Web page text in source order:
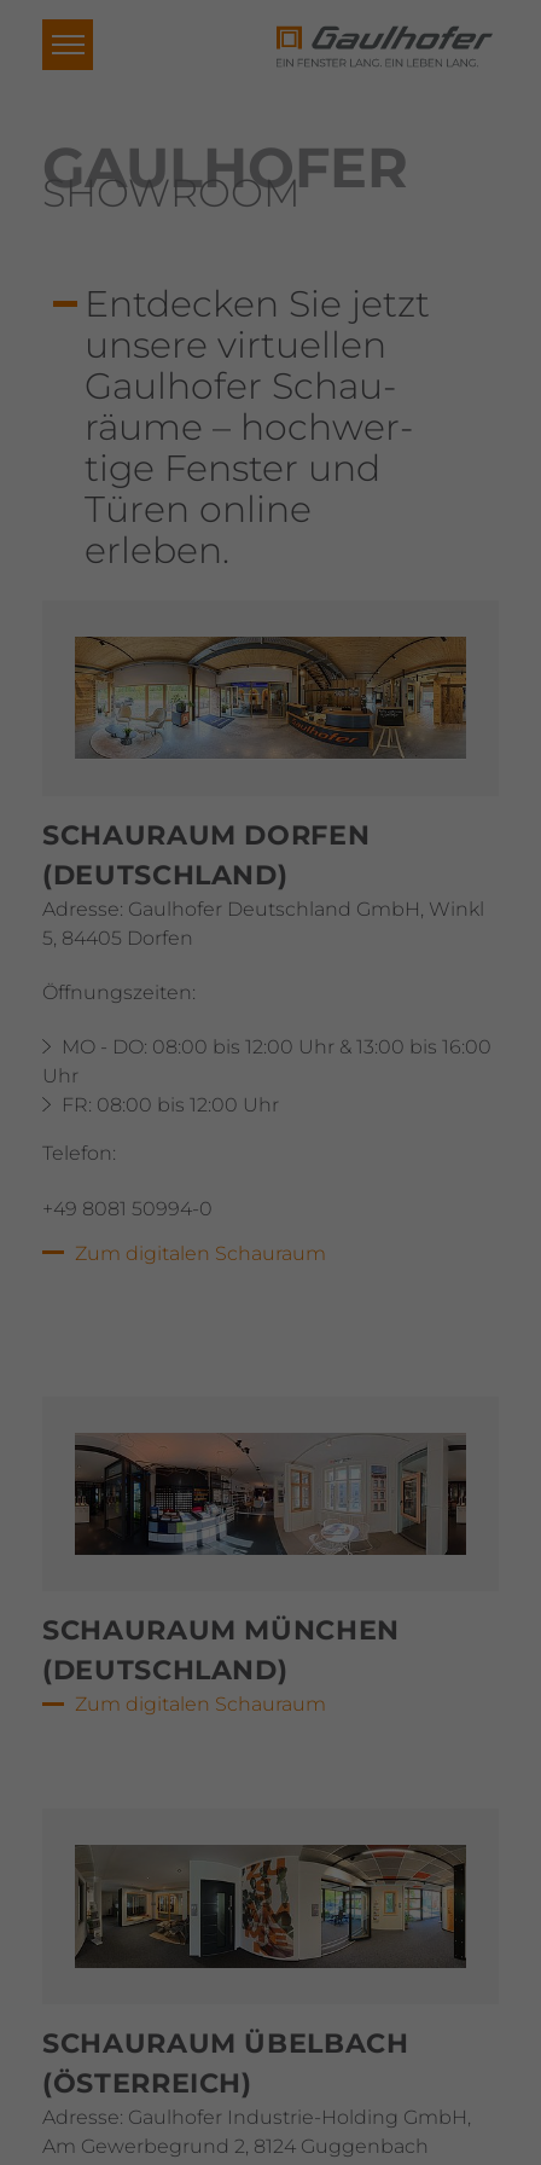
GAUL­HOFER
SHOW­ROOM
Entde­cken Sie jetzt
unsere virtu­ellen
Gaul­hofer Schau­
räume – hoch­wer­
tige Fenster und
Türen online
erleben.
SCHAU­RAUM DORFEN
(DEUTSCH­LAND)
Adresse: Gaul­hofer Deutsch­land GmbH, Winkl
5, 84405 Dorfen
Öffnungs­zeiten:
MO - DO: 08:00 bis 12:00 Uhr & 13:00 bis 16:00
Uhr
FR: 08:00 bis 12:00 Uhr
Telefon:
+49 8081 50994-0
Zum digi­talen Schau­raum
SCHAU­RAUM MÜNCHEN
(DEUTSCH­LAND)
Zum digi­talen Schau­raum
SCHAU­RAUM ÜBELBACH
(ÖSTER­REICH)
Adresse: Gaul­hofer Indus­trie-Holding GmbH,
Am Gewer­be­grund 2, 8124 Guggen­bach